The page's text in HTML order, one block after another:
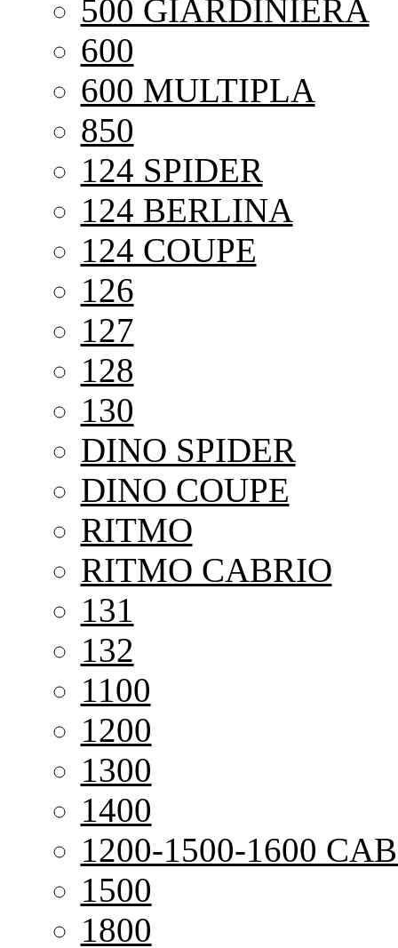
500 GIARDINIERA
600
600 MULTIPLA
850
124 SPIDER
124 BERLINA
124 COUPE
126
127
128
130
DINO SPIDER
DINO COUPE
RITMO
RITMO CABRIO
131
132
1100
1200
1300
1400
1200-1500-1600
1500
1800